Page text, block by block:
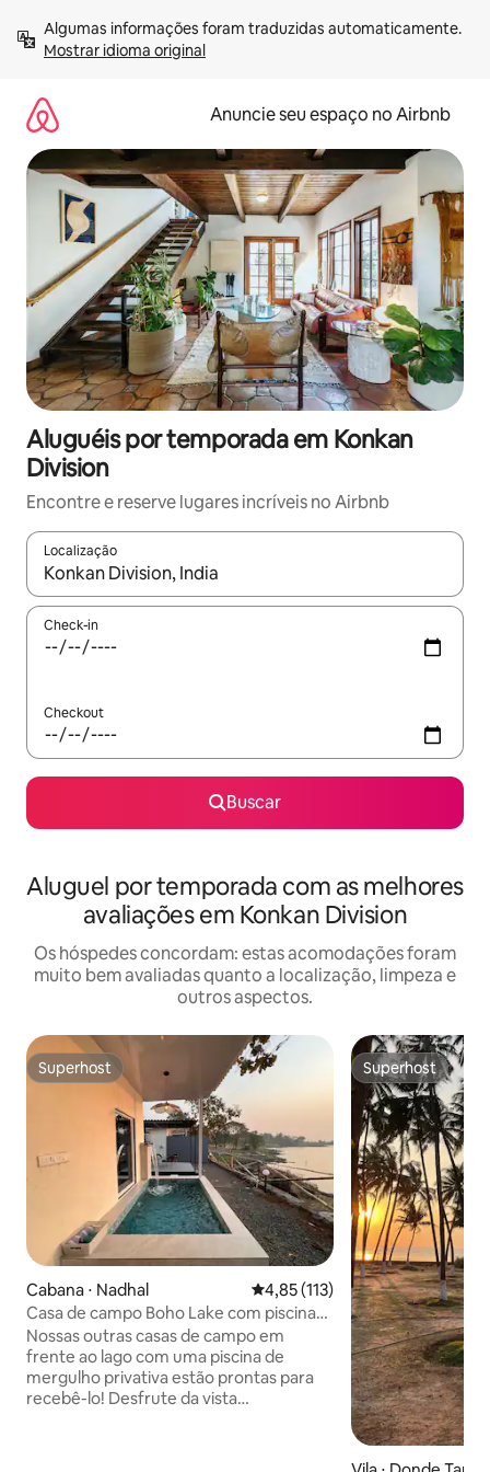
para
Mostrar idioma original
Anuncie seu espaço no Airbnb
Aluguéis por temporada em Konkan
Division
Encontre e reserve lugares incríveis no Airbnb
Localização
Quando os resultados estiverem disponíveis, explore-os
Check-in
Checkout
Buscar
Aluguel por temporada com as melhores
avaliações em Konkan Division
Os hóspedes concordam: estas acomodações foram
muito bem avaliadas quanto a localização, limpeza e
outros aspectos.
Superhost
Superhost
Cabana ⋅ Nadhal 4,85 de uma avaliação média de
4,85 (113)
Casa de campo Boho Lake com piscina
privativa
Nossas outras casas de campo em
frente ao lago com uma piscina de
mergulho privativa estão prontas para
recebê-lo! Desfrute da vista
Superhost
Superhost